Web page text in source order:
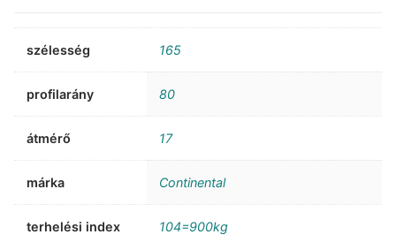
szélesség 165
profilarány 80
átmérő 17
márka Continental
terhelési index 104=900kg